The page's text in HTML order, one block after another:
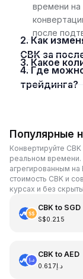
времени на
после
2. Как изменялся обменный курс IDR на
CBK за
3. Какое
4. Где можно найти ресурсы для изучения
трейдинга?
Популярные
Конвертируйте
реальном времени.
агрегированным
стоимость CBK и
курсах и без
CBKto SGD
S$0.215
CBKto AED
د.إ0.617